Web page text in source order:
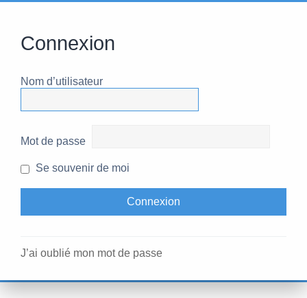
Connexion
Nom d’utilisateur
Mot de passe
Se souvenir de moi
J’ai oublié mon mot de passe